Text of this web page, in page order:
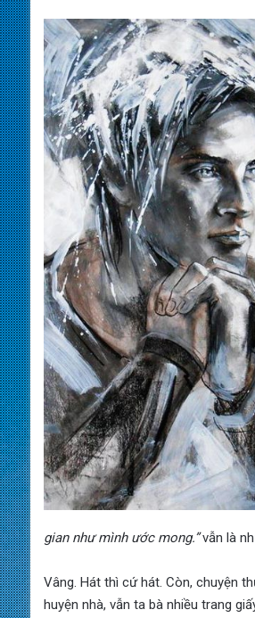
gian như mình ước mong.”vẫn là
Vâng. Hát thì cứ hát. Còn, chuyện
huyện nhà, vẫn ta bà nhiều trang